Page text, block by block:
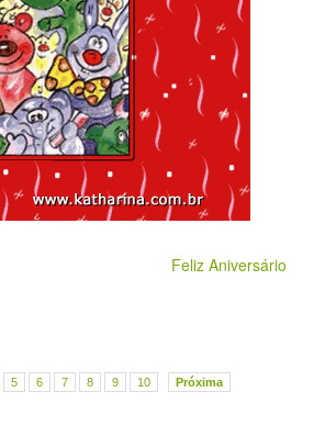
Feliz Aniversário
5 6 7 8 9 10 Próxima